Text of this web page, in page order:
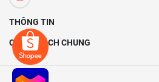
THÔNG TIN
CHÍNH SÁCH CHUNG